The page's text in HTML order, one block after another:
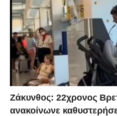
Ζάκυνθος: 22χρονος
ανακοίνωνε